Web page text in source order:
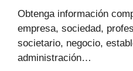
Obtenga información
empresa, sociedad,
societario, negocio,
administración…